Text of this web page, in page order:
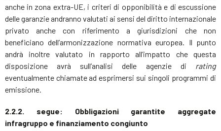
anche in zona extra-UE, i criteri di opponibilità e di escussione
delle garanzie andranno valutati ai sensi del diritto internazionale
privato anche con riferimento a giurisdizioni che non
beneficiano dell’armonizzazione normativa europea. Il punto
andrà inoltre valutato in rapporto all’impatto che questa
disposizione avrà sull’analisi delle agenzie di
rating
eventualmente chiamate ad esprimersi sui singoli programmi di
emissione.
2.2.2. segue: Obbligazioni garantite aggregate
infragruppo e finanziamento congiunto